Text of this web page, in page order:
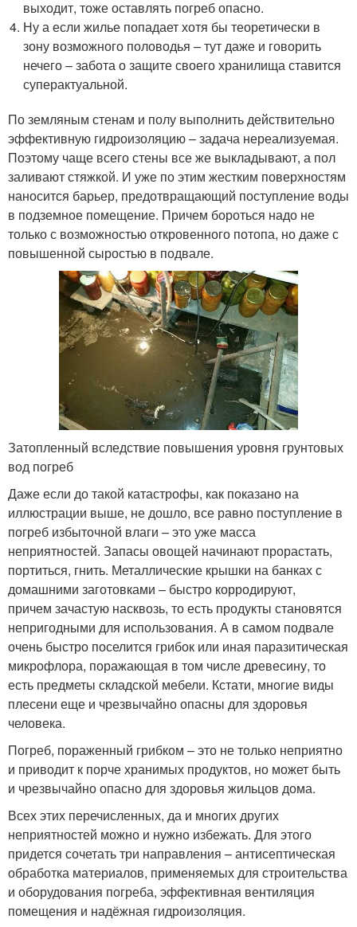
выходит, тоже оставлять погреб опасно.
Ну а если жилье попадает хотя бы теоретически в
зону возможного половодья – тут даже и говорить
нечего – забота о защите своего хранилища ставится
суперактуальной.
По земляным стенам и полу выполнить действительно
эффективную гидроизоляцию – задача нереализуемая.
Поэтому чаще всего стены все же выкладывают, а пол
заливают стяжкой. И уже по этим жестким поверхностям
наносится барьер, предотвращающий поступление воды
в подземное помещение. Причем бороться надо не
только с возможностью откровенного потопа, но даже с
повышенной сыростью в подвале.
Затопленный вследствие повышения уровня грунтовых
вод погреб
Даже если до такой катастрофы, как показано на
иллюстрации выше, не дошло, все равно поступление в
погреб избыточной влаги – это уже масса
неприятностей. Запасы овощей начинают прорастать,
портиться, гнить. Металлические крышки на банках с
домашними заготовками – быстро корродируют,
причем зачастую насквозь, то есть продукты становятся
непригодными для использования. А в самом подвале
очень быстро поселится грибок или иная паразитическая
микрофлора, поражающая в том числе древесину, то
есть предметы складской мебели. Кстати, многие виды
плесени еще и чрезвычайно опасны для здоровья
человека.
Погреб, пораженный грибком – это не только неприятно
и приводит к порче хранимых продуктов, но может быть
и чрезвычайно опасно для здоровья жильцов дома.
Всех этих перечисленных, да и многих других
неприятностей можно и нужно избежать. Для этого
придется сочетать три направления – антисептическая
обработка материалов, применяемых для строительства
и оборудования погреба, эффективная вентиляция
помещения и надёжная гидроизоляция.